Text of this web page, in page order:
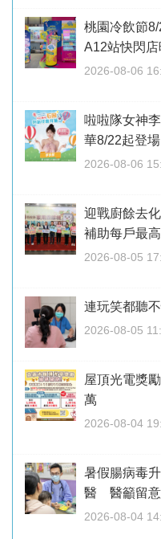
桃園冷飲節
A12站快閃
2026-08-06
啦啦隊女神
華8/22起登場
2026-08-06
迎戰廚餘去
補助每戶最
2026-08-05
連玩笑都聽
2026-08-05
屋頂光電獎
萬
2026-08-04
暑假腸病毒
醫 醫籲留意
2026-08-04